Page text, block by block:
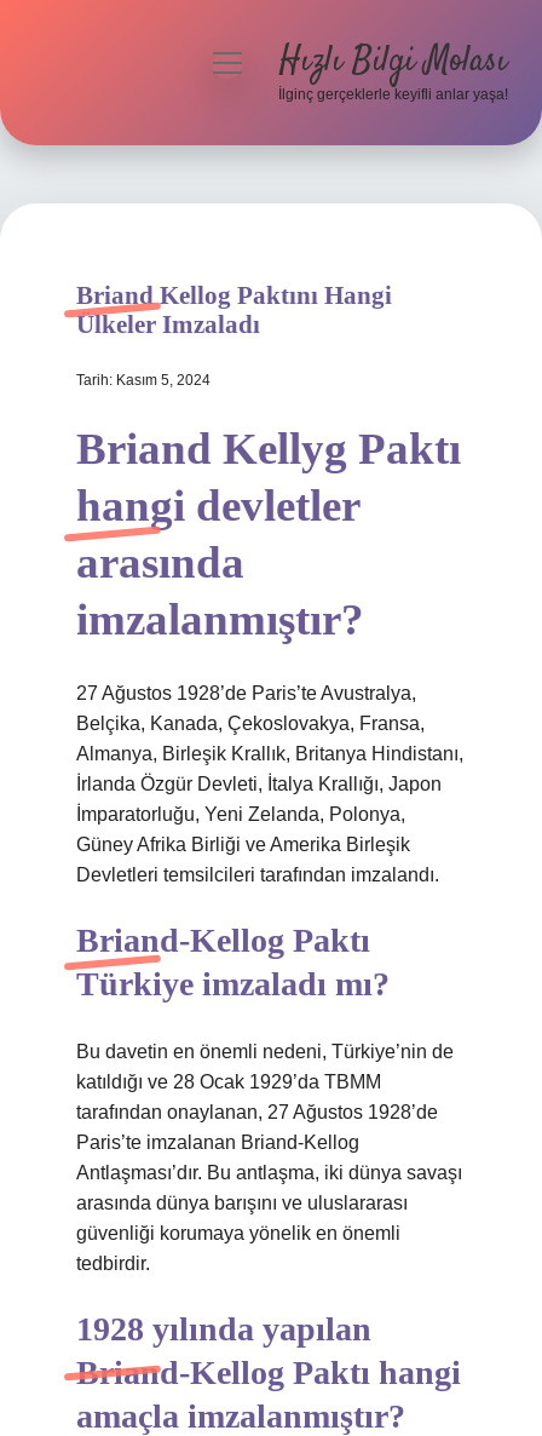
Hakkımızda
menüyüHızlı Bilgi Molası
İlginç gerçeklerle keyifli anlar yaşa!
Briand Kellog Paktını Hangi
Ülkeler Imzaladı
Tarih: Kasım 5, 2024
Briand Kellyg Paktı
hangi devletler
arasında
imzalanmıştır?
27 Ağustos 1928’de Paris’te Avustralya,
Belçika, Kanada, Çekoslovakya, Fransa,
Almanya, Birleşik Krallık, Britanya Hindistanı,
İrlanda Özgür Devleti, İtalya Krallığı, Japon
İmparatorluğu, Yeni Zelanda, Polonya,
Güney Afrika Birliği ve Amerika Birleşik
Devletleri temsilcileri tarafından imzalandı.
Briand-Kellog Paktı
Türkiye imzaladı mı?
Bu davetin en önemli nedeni, Türkiye’nin de
katıldığı ve 28 Ocak 1929’da TBMM
tarafından onaylanan, 27 Ağustos 1928’de
Paris’te imzalanan Briand-Kellog
Antlaşması’dır. Bu antlaşma, iki dünya savaşı
arasında dünya barışını ve uluslararası
güvenliği korumaya yönelik en önemli
tedbirdir.
1928 yılında yapılan
Briand-Kellog Paktı hangi
amaçla imzalanmıştır?